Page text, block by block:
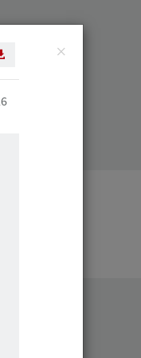
×
drucken
Artikel als PDF speichern